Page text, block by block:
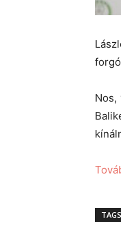
Nos,
TAGS